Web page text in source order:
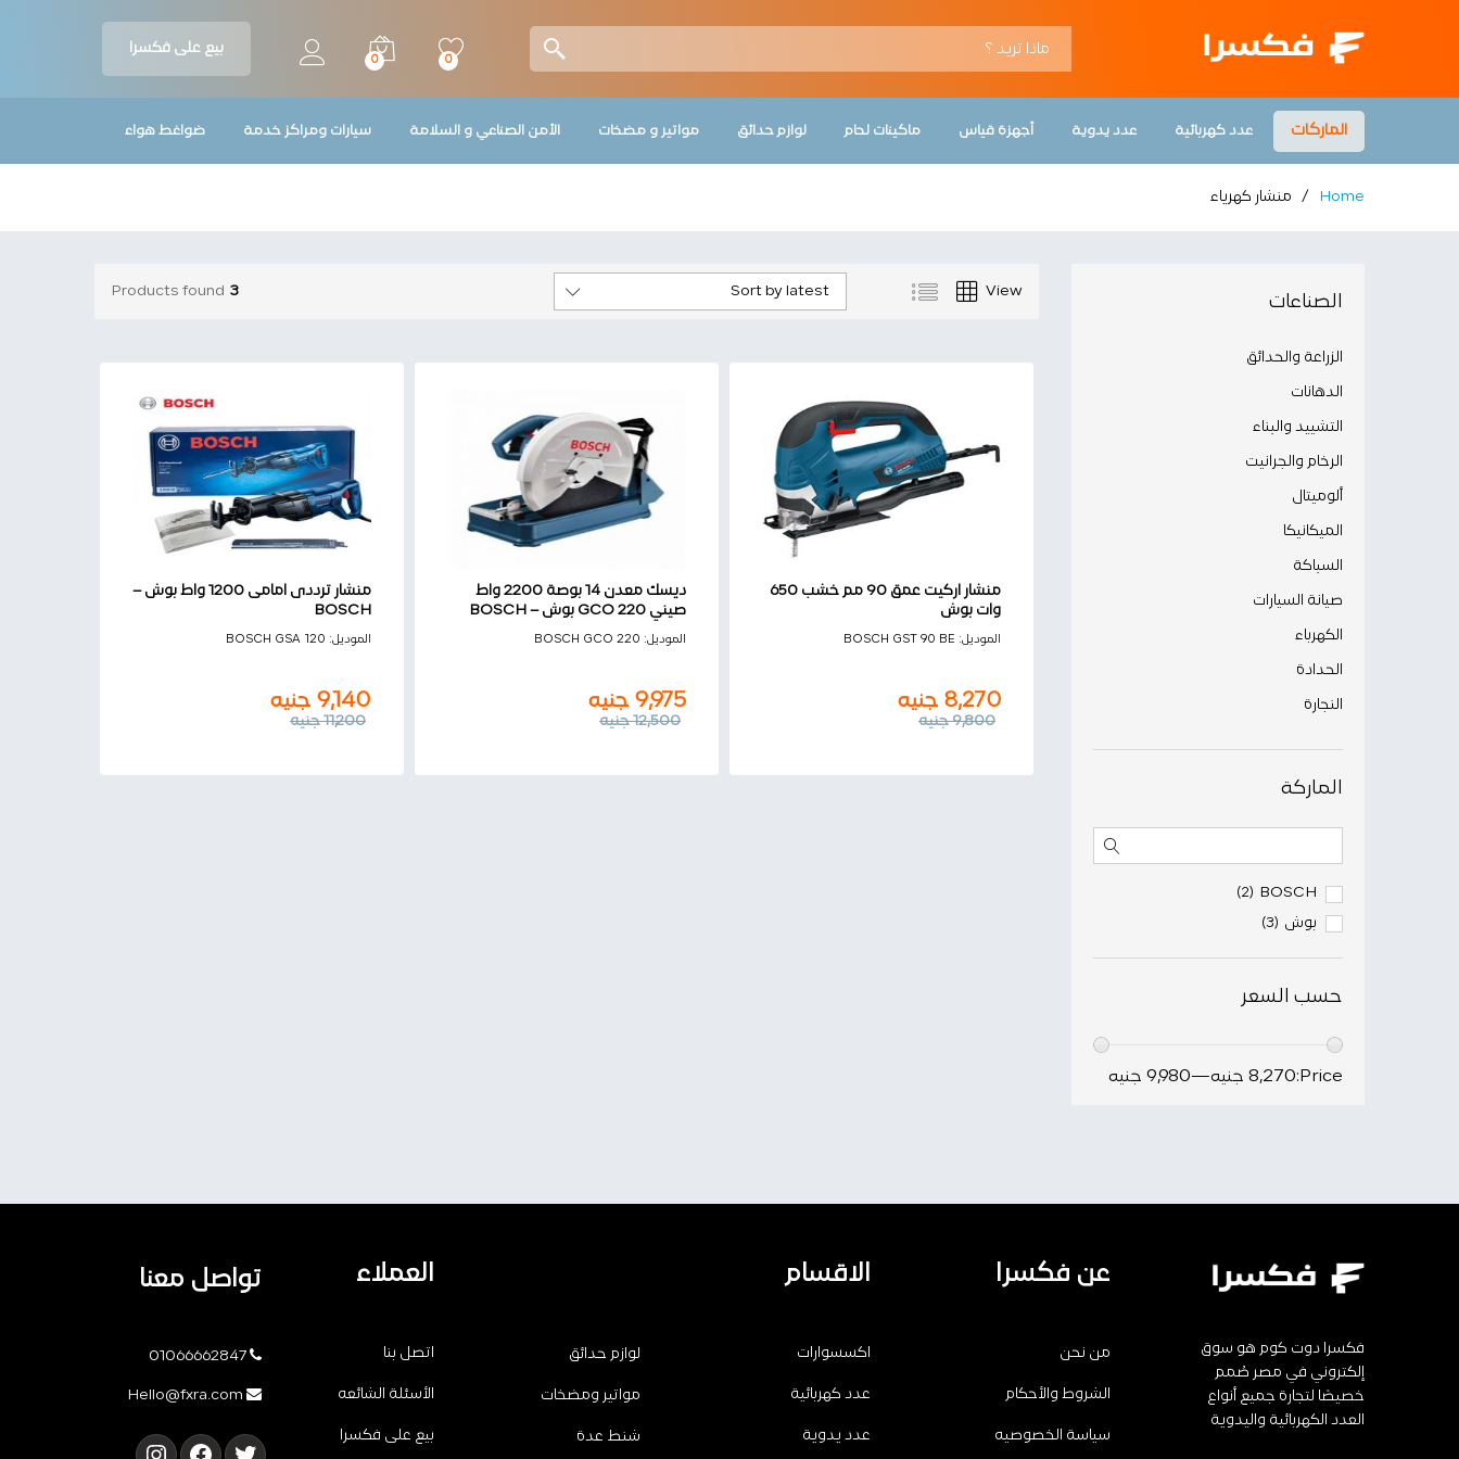
0
0
بيع على فكسرا
الماركات عدد كهربائية عدد يدوية أجهزة قياس ماكينات لحام لوازم حدائق مواتير و مضخات الأمن الصناعي و السلامة سيارات ومراكز خدمة ضواغط هواء
Home
/ منشار كهرياء
3
Products found View
Sort by latest
منشار اركيت عمق 90 مم خشب 650
وات بوش
الموديل: BOSCH GST 90 BE
8,270 جنيه
9,800 جنيه
8,270 جنيه
ديسك معدن 14 بوصة 2200 واط
صيني GCO 220 بوش – BOSCH
الموديل: BOSCH GCO 220
9,975 جنيه
12,500 جنيه
9,975 جنيه
منشار ترددى امامى 1200 واط بوش –
BOSCH
الموديل: BOSCH GSA 120
9,140 جنيه
11,200 جنيه
9,140 جنيه
الصناعات
الزراعة والحدائق
الدهانات
التشييد والبناء
الرخام والجرانيت
ألوميتال
الميكانيكا
السباكة
صيانة السيارات
الكهرباء
الحدادة
النجارة
الماركة
BOSCH
(2)
بوش (3)
حسب السعر
Price: 8,270 جنيه —9,980 جنيه
فكسرا دوت كوم هو سوق
إلكتروني في مصر صُمم
خصيصًا لتجارة جميع أنواع
العدد الكهربائية واليدوية
عن فكسرا
من نحن
الشروط والأحكام
سياسة الخصوصيه
الاقسام
اكسسوارات
عدد كهربائية
عدد يدوية
لوازم حدائق
مواتير ومضخات
شنط عدة
العملاء
اتصل بنا
الأسئلة الشائعه
بيع على فكسرا
تواصل معنا
01066662847
Hello@fxra.com
تويترفيسبوكإنستجرام